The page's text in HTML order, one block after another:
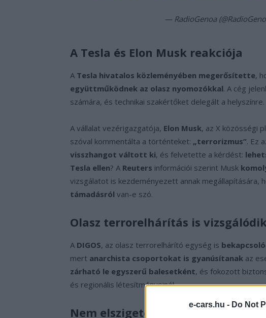
e-cars.hu - Do Not
— RadioGenoa
A Tesla és Elon Musk reakciója
A Tesla hivatalos közleményében megerősítette,
együttműködnek az olasz nyomozókkal. A cég
számára, és technikai szakértőket delegált a helyszínre.
A vállalat vezérigazgatója, Elon Musk, az X közösségi
szóval kommentálta a történteket: „terrorizmus”. Ez
visszhangot váltott ki, és felvetette a kérdést:
Tesla ellen? A Reuters információi szerint Musk
vizsgálatot is kezdeményezett annak megállapítására,
támadásról van-e szó.
Olasz terrorelhárítás is vizsgálódik
A DIGOS, az olasz terrorelhárító egység is
mert anarchista csoportokat is gyanúsítanak az
zárható le egyszerű balesetként, és fokozott
és regionális létesítményeinél.
Nem elszigetelt eset: globális